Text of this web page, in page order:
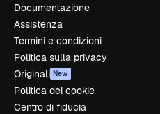
Documentazione
Assistenza
Termini e condizioni
Politica sulla privacy
Originali New
Politica dei cookie
Centro di fiducia